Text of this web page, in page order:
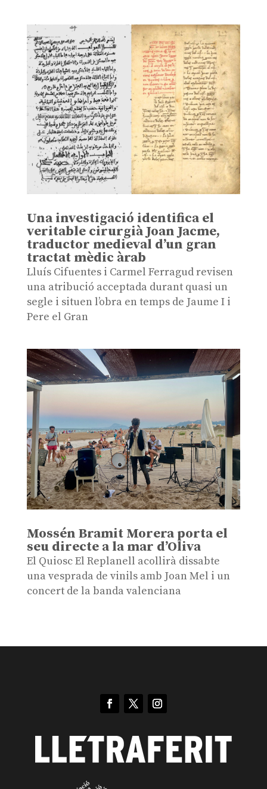
Una investigació identifica el
veritable cirurgià Joan Jacme,
traductor medieval d’un gran
tractat mèdic àrab
Lluís Cifuentes i Carmel Ferragud revisen
una atribució acceptada durant quasi un
segle i situen l’obra en temps de Jaume I i
Pere el Gran
Mossén Bramit Morera porta el
seu directe a la mar d’Oliva
El Quiosc El Replanell acollirà dissabte
una vesprada de vinils amb Joan Mel i un
concert de la banda valenciana